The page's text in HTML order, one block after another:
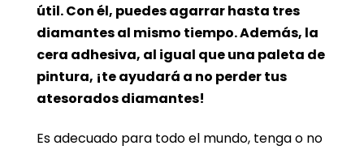
útil. Con él, puedes agarrar hasta tres
diamantes al mismo tiempo. Además, la
cera adhesiva, al igual que una paleta de
pintura, ¡te ayudará a no perder tus
atesorados diamantes!
Es adecuado para todo el mundo, tenga o no